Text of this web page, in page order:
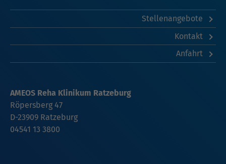
Stellenangebote
Kontakt
Anfahrt
AMEOS Reha Klinikum Ratzeburg
Röpersberg 47
D-23909 Ratzeburg
04541 13 3800